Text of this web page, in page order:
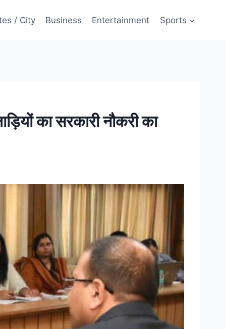
/ City Business Entertainment Sports
का सरकारी नौकरी का